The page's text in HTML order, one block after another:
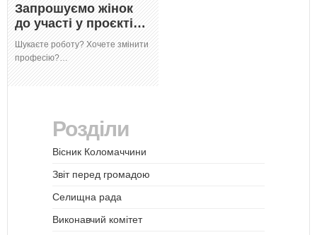
Запрошуємо жінок
до участі у проєкті…
Шукаєте роботу? Хочете змінити
професію?…
Розділи
Вісник Коломаччини
Звіт перед громадою
Селищна рада
Виконавчий комітет